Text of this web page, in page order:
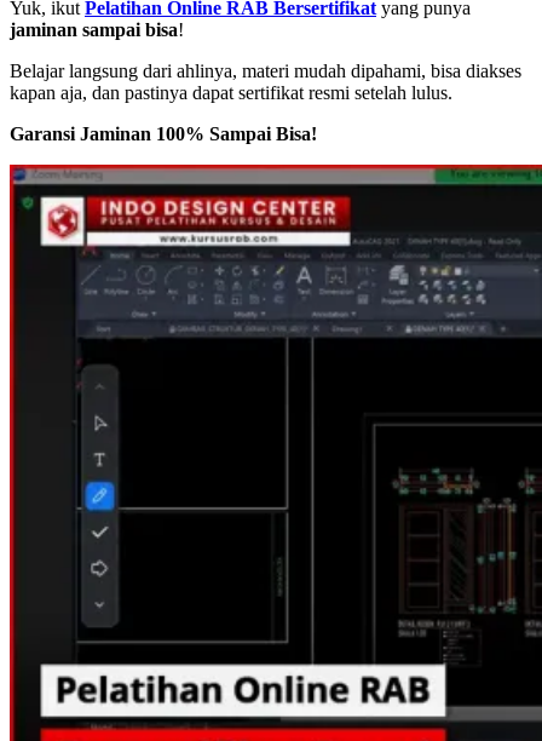
Yuk, ikut Pelatihan Online RAB Bersertifikat yang punya
jaminan sampai bisa!
Belajar langsung dari ahlinya, materi mudah dipahami, bisa diakses
kapan aja, dan pastinya dapat sertifikat resmi setelah lulus.
Garansi Jaminan 100% Sampai Bisa!